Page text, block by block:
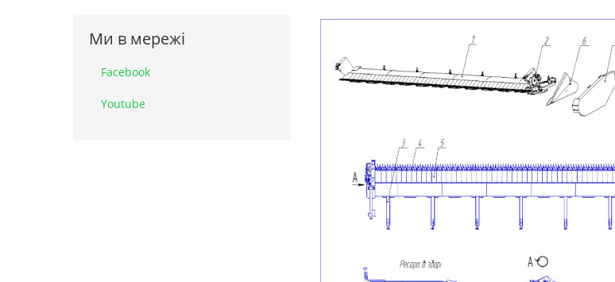
Ми в мережі
Facebook
Youtube